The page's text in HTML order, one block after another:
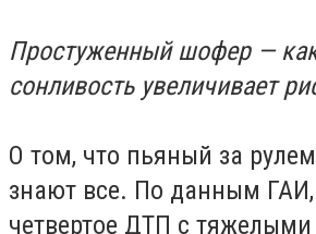
Простуженный шофер —
сонливость увеличивает
О том, что пьяный за
знают все. По данным
четвертое ДТП с тяжелыми